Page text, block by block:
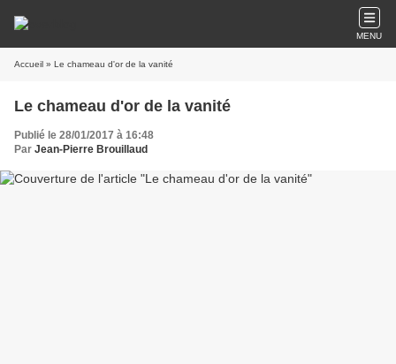
MENU
Accueil » Le chameau d'or de la vanité
Le chameau d'or de la vanité
Publié le 28/01/2017 à 16:48
Par Jean-Pierre Brouillaud